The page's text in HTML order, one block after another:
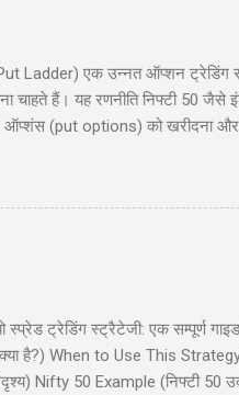
एक उन्नत ऑप्शन ट्रेडिंग
चाहते हैं। यह रणनीति निफ्टी 50
(put options) को खरीदना और
को समझने और लागू करने में
Put Ladder?) 3. रणनीति का
ट्रेडिंग स्ट्रैटेजी: एक सम्पूर्ण
है?) When to Use This
Nifty 50 Example (निफ्टी 50